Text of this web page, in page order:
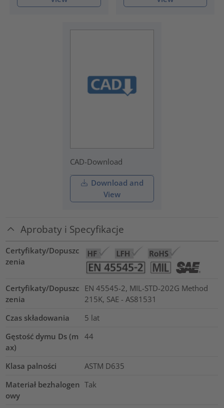
CAD-Download
Download and
View
Aprobaty i Specyfikacje
Certyfikaty/Dopuszc
zenia
Certyfikaty/Dopuszc
zenia
EN 45545-2, MIL-STD-202G Method
215K, SAE - AS81531
Czas składowania
5 lat
Gęstość dymu Ds (m
ax)
44
Klasa palności
ASTM D635
Materiał bezhalogen
owy
Tak